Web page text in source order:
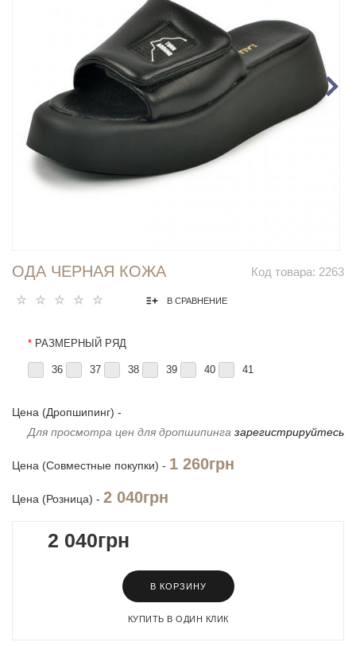
Код товара: 2263
ОДА ЧЕРНАЯ КОЖА
В СРАВНЕНИЕ
* РАЗМЕРНЫЙ РЯД
36 37 38 39 40 41
Цена (Дропшипинг) -
Для просмотра цен для дропшипинга зарегистрируйтесь
Цена (Совместные покупки) - 1 260грн
Цена (Розница) - 2 040грн
2 040грн
В КОРЗИНУ
КУПИТЬ В ОДИН КЛИК